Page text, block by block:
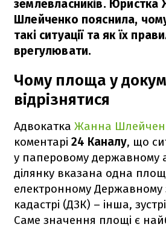
землевласників. Юристка
Шлейченко пояснила,
такі ситуації та як їх
врегулювати.
Чому площа у
відрізнятися
Адвокатка Жанна
коментарі 24 Каналу, що
у паперовому державному
ділянку вказана одна
електронному Державному
кадастрі (ДЗК) – інша,
Саме значення площі є